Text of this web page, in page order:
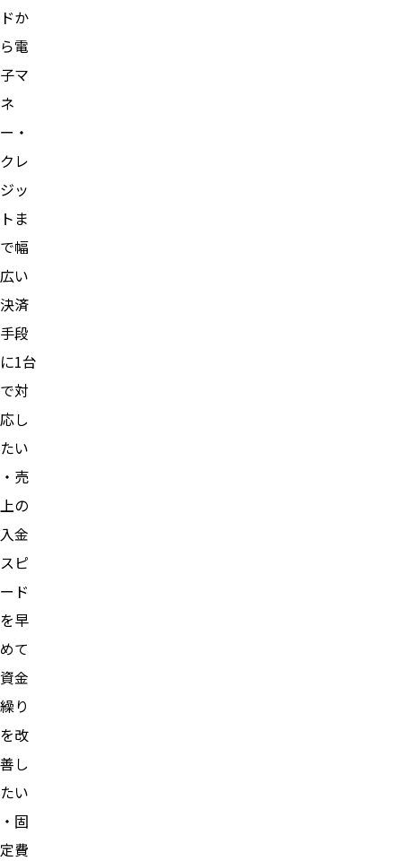
ドか
ら電
子マ
ネ
ー・
クレ
ジッ
トま
で幅
広い
決済
手段
に1台
で対
応し
たい
・売
上の
入金
スピ
ード
を早
めて
資金
繰り
を改
善し
たい
・固
定費